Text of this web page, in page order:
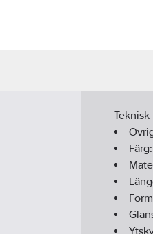
Teknisk